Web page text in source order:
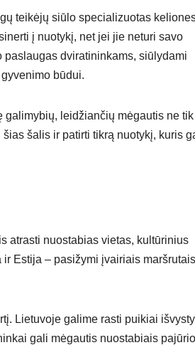
teikėjų siūlo specializuotas
į nuotykį, net jei jie neturi savo
dviratininkams, siūlydami
būdui.
galimybių, leidžiančių mėgautis ne tik
šalis ir patirti tikrą nuotykį, kuris
atrasti nuostabias vietas, kultūrinius
Estija – pasižymi įvairiais
Lietuvoje galime rasti puikiai
gali mėgautis nuostabiais pajūrio